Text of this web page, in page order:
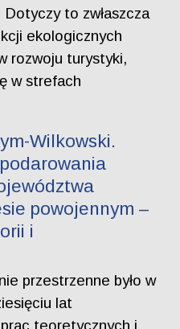
to zwłaszcza
ekologicznych
rozwoju turystyki,
w strefach
Wilkowski.
powojennym –
i
przestrzenne było w
lat
teoretycznych i